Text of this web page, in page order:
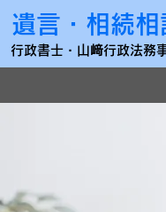
遺言・相続相
行政書士・山﨑行政法務